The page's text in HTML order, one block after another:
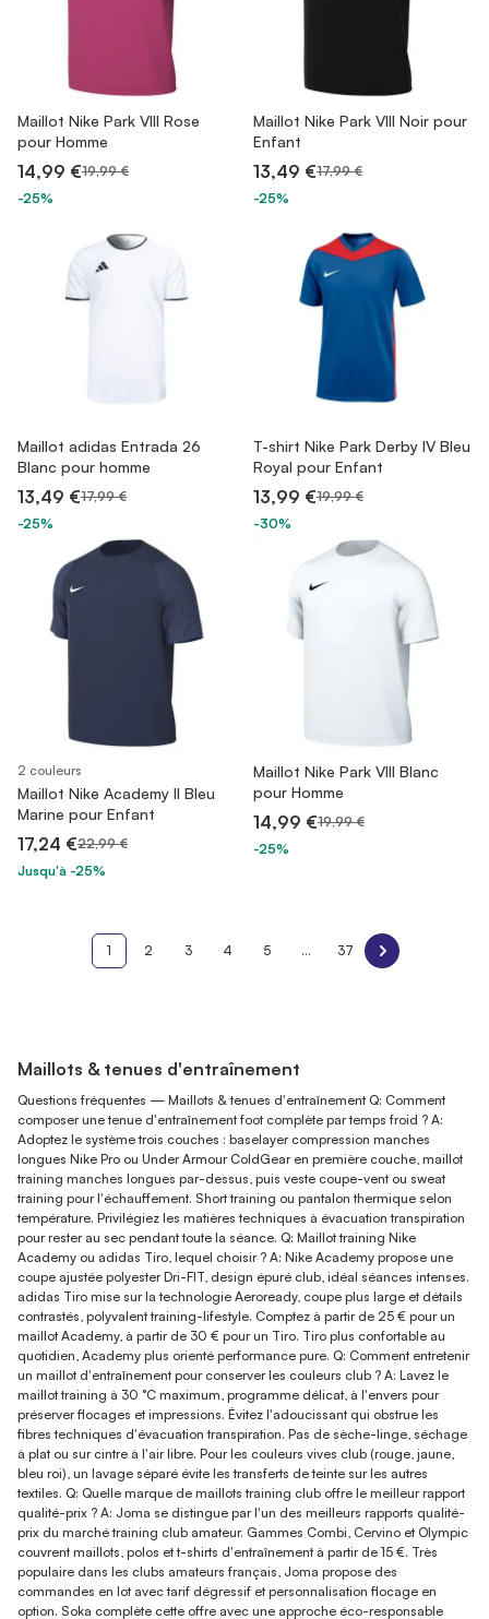
Maillot Nike Park VIII Rose
pour Homme
14,99 €19,99 €
-25%
Maillot Nike Park VIII Noir pour
Enfant
13,49 €17,99 €
-25%
Maillot adidas Entrada 26
Blanc pour homme
13,49 €17,99 €
-25%
T-shirt Nike Park Derby IV Bleu
Royal pour Enfant
13,99 €19,99 €
-30%
2 couleurs
Maillot Nike Academy II Bleu
Marine pour Enfant
17,24 €22,99 €
Jusqu'à -25%
Maillot Nike Park VIII Blanc
pour Homme
14,99 €19,99 €
-25%
1 2 3 4 5 ... 37
Maillots & tenues d'entraînement
Questions fréquentes — Maillots & tenues d'entraînement Q: Comment
composer une tenue d'entraînement foot complète par temps froid ? A:
Adoptez le système trois couches : baselayer compression manches
longues Nike Pro ou Under Armour ColdGear en première couche, maillot
training manches longues par-dessus, puis veste coupe-vent ou sweat
training pour l'échauffement. Short training ou pantalon thermique selon
température. Privilégiez les matières techniques à évacuation transpiration
pour rester au sec pendant toute la séance. Q: Maillot training Nike
Academy ou adidas Tiro, lequel choisir ? A: Nike Academy propose une
coupe ajustée polyester Dri-FIT, design épuré club, idéal séances intenses.
adidas Tiro mise sur la technologie Aeroready, coupe plus large et détails
contrastés, polyvalent training-lifestyle. Comptez à partir de 25 € pour un
maillot Academy, à partir de 30 € pour un Tiro. Tiro plus confortable au
quotidien, Academy plus orienté performance pure. Q: Comment entretenir
un maillot d'entraînement pour conserver les couleurs club ? A: Lavez le
maillot training à 30 °C maximum, programme délicat, à l'envers pour
préserver flocages et impressions. Évitez l'adoucissant qui obstrue les
fibres techniques d'évacuation transpiration. Pas de sèche-linge, séchage
à plat ou sur cintre à l'air libre. Pour les couleurs vives club (rouge, jaune,
bleu roi), un lavage séparé évite les transferts de teinte sur les autres
textiles. Q: Quelle marque de maillots training club offre le meilleur rapport
qualité-prix ? A: Joma se distingue par l'un des meilleurs rapports qualité-
prix du marché training club amateur. Gammes Combi, Cervino et Olympic
couvrent maillots, polos et t-shirts d'entraînement à partir de 15 €. Très
populaire dans les clubs amateurs français, Joma propose des
commandes en lot avec tarif dégressif et personnalisation flocage en
option. Soka complète cette offre avec une approche éco-responsable